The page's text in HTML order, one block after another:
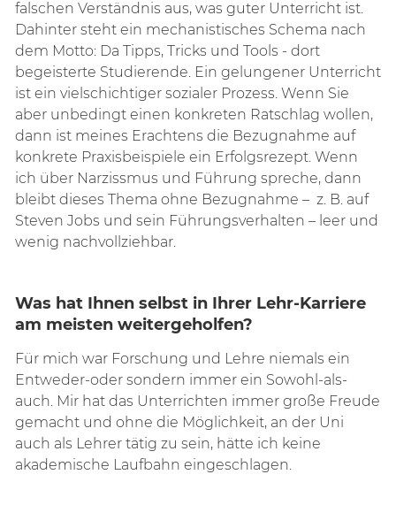
falschen Verständnis aus, was guter Unterricht ist.
Dahinter steht ein mechanistisches Schema nach
dem Motto: Da Tipps, Tricks und Tools - dort
begeisterte Studierende. Ein gelungener Unterricht
ist ein vielschichtiger sozialer Prozess. Wenn Sie
aber unbedingt einen konkreten Ratschlag wollen,
dann ist meines Erachtens die Bezugnahme auf
konkrete Praxisbeispiele ein Erfolgsrezept. Wenn
ich über Narzissmus und Führung spreche, dann
bleibt dieses Thema ohne Bezugnahme – z. B. auf
Steven Jobs und sein Führungsverhalten – leer und
wenig nachvollziehbar.
Was hat Ihnen selbst in Ihrer Lehr-Karriere
am meisten weitergeholfen?
Für mich war Forschung und Lehre niemals ein
Entweder-oder sondern immer ein Sowohl-als-
auch. Mir hat das Unterrichten immer große Freude
gemacht und ohne die Möglichkeit, an der Uni
auch als Lehrer tätig zu sein, hätte ich keine
akademische Laufbahn eingeschlagen.